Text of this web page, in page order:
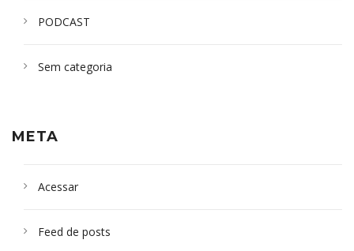
PODCAST
Sem categoria
META
Acessar
Feed de posts